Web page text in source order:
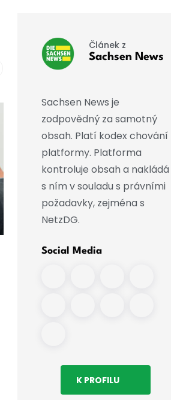
Festival v Moritzburgu:
Článek z
Sachsen News
Sachsen News je
zodpovědný za samotný
obsah. Platí kodex chování
platformy. Platforma
kontroluje obsah a nakládá
s ním v souladu s právními
požadavky, zejména s
NetzDG.
Social Media
K PROFILU